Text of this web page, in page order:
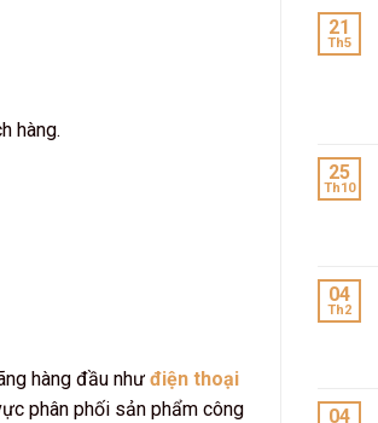
hàng.
hàng đầu như điện thoại
phân phối sản phẩm công
21
Th5
25
Th10
04
Th2
04